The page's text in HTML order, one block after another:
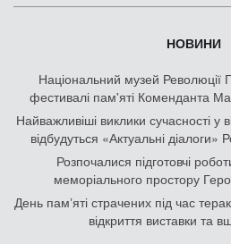
НОВИНИ
Національний музей Революції
фестивалі пам'яті Коменданта
Найважливіші виклики сучасності у
відбудуться «Актуальні
Розпочалися підготовчі
меморіального простору
День памʼяті страчених під час
відкриття виставки та